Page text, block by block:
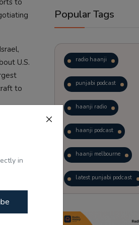
in
to
U.S.
to
ਨੇ ਸਕੂਲ ਤੇ
Popular Tags
radio haanji
punjabi podcast
haanji radio
haanji podcast
haanji melbourne
latest punjabi podcast